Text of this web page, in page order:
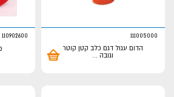
111005000
הדום עגול דגם כלב קטן קוטר
וגובה
110902600